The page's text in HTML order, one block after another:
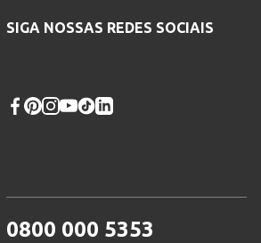
SIGA NOSSAS REDES SOCIAIS
0800 000 5353